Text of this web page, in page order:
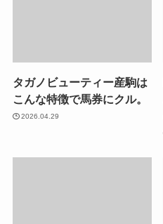
タガノビューティー産駒は
こんな特徴で馬券にクル。
2026.04.29